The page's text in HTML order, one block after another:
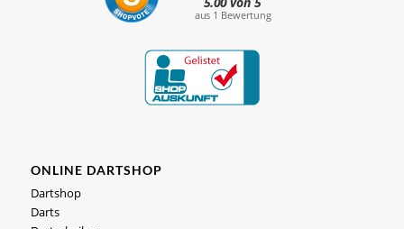
ONLINE DARTSHOP
Dartshop
Darts